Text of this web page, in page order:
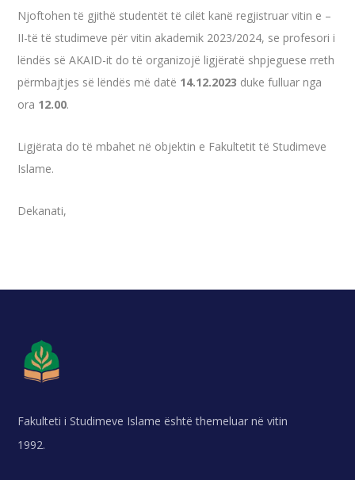
Njoftohen të gjithë studentët të cilët kanë regjistruar vitin e –
II-të të studimeve për vitin akademik 2023/2024, se profesori i
lëndës së AKAID-it do të organizojë ligjëratë shpjeguese rreth
përmbajtjes së lëndës më datë 14.12.2023 duke fulluar nga
ora 12.00.
Ligjërata do të mbahet në objektin e Fakultetit të Studimeve
Islame.
Dekanati,
Fakulteti i Studimeve Islame është themeluar në vitin
1992.